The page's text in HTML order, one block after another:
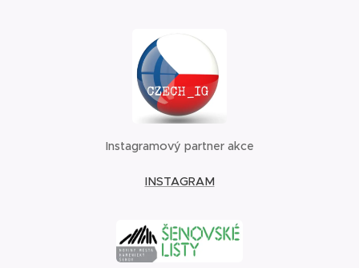
Instagramový partner akce
INSTAGRAM